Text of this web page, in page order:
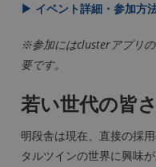
▶︎ イベント詳細・参加方
※参加にはclusterアプリ
要です。
若い世代の皆
明段舎は現在、直接の採
タルツインの世界に興味